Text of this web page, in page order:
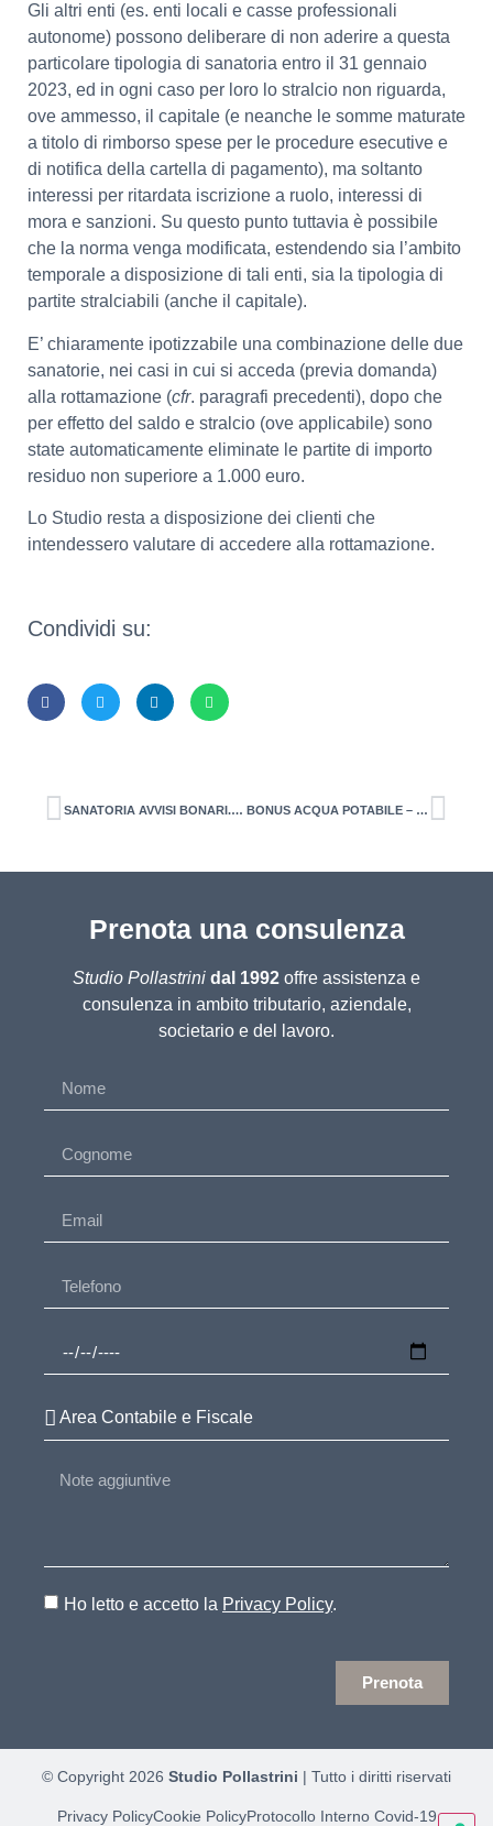
Gli altri enti (es. enti locali e casse professionali
autonome) possono deliberare di non aderire a questa
particolare tipologia di sanatoria entro il 31 gennaio
2023, ed in ogni caso per loro lo stralcio non riguarda,
ove ammesso, il capitale (e neanche le somme maturate
a titolo di rimborso spese per le procedure esecutive e
di notifica della cartella di pagamento), ma soltanto
interessi per ritardata iscrizione a ruolo, interessi di
mora e sanzioni. Su questo punto tuttavia è possibile
che la norma venga modificata, estendendo sia l’ambito
temporale a disposizione di tali enti, sia la tipologia di
partite stralciabili (anche il capitale).
E’ chiaramente ipotizzabile una combinazione delle due
sanatorie, nei casi in cui si acceda (previa domanda)
alla rottamazione (cfr. paragrafi precedenti), dopo che
per effetto del saldo e stralcio (ove applicabile) sono
state automaticamente eliminate le partite di importo
residuo non superiore a 1.000 euro.
Lo Studio resta a disposizione dei clienti che
intendessero valutare di accedere alla rottamazione.
Condividi su:
SANATORIA AVVISI BONARI. Pubblicate le prime istruzioni dell’Agenzia delle entrate BONUS ACQUA POTABILE – ATTIVATA LA PIATTAFORMA PER LA PRESENTAZIONE DELLE DOMANDE – Istanza entro il 28 febbraio 2023 (spese 2022)
Prenota una consulenza
Studio Pollastrini dal 1992 offre assistenza e
consulenza in ambito tributario, aziendale,
societario e del lavoro.
Ho letto e accetto la Privacy Policy.
Prenota
© Copyright 2026 Studio Pollastrini | Tutto i diritti riservati
Privacy PolicyCookie PolicyProtocollo Interno Covid-19